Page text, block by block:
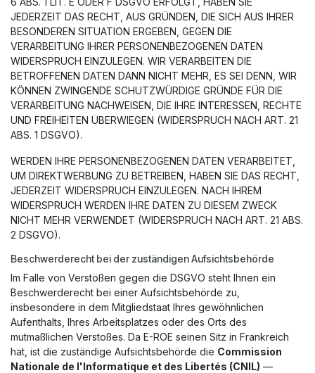
JEDERZEIT DAS RECHT, AUS GRÜNDEN, DIE SICH AUS IHRER
BESONDEREN SITUATION ERGEBEN, GEGEN DIE
VERARBEITUNG IHRER PERSONENBEZOGENEN DATEN
WIDERSPRUCH EINZULEGEN. WIR VERARBEITEN DIE
BETROFFENEN DATEN DANN NICHT MEHR, ES SEI DENN, WIR
KÖNNEN ZWINGENDE SCHUTZWÜRDIGE GRÜNDE FÜR DIE
VERARBEITUNG NACHWEISEN, DIE IHRE INTERESSEN, RECHTE
UND FREIHEITEN ÜBERWIEGEN (WIDERSPRUCH NACH ART. 21
ABS. 1 DSGVO).
WERDEN IHRE PERSONENBEZOGENEN DATEN VERARBEITET,
UM DIREKTWERBUNG ZU BETREIBEN, HABEN SIE DAS RECHT,
JEDERZEIT WIDERSPRUCH EINZULEGEN. NACH IHREM
WIDERSPRUCH WERDEN IHRE DATEN ZU DIESEM ZWECK
NICHT MEHR VERWENDET (WIDERSPRUCH NACH ART. 21 ABS.
2 DSGVO).
Beschwerderecht bei der zuständigen Aufsichtsbehörde
Im Falle von Verstößen gegen die DSGVO steht Ihnen ein
Beschwerderecht bei einer Aufsichtsbehörde zu,
insbesondere in dem Mitgliedstaat Ihres gewöhnlichen
Aufenthalts, Ihres Arbeitsplatzes oder des Orts des
mutmaßlichen Verstoßes. Da E-ROE seinen Sitz in Frankreich
hat, ist die zuständige Aufsichtsbehörde die Commission
Nationale de l'Informatique et des Libertés (CNIL) —